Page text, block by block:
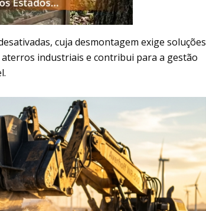
cuja desmontagem exige soluções
aterros industriais e contribui para a gestão